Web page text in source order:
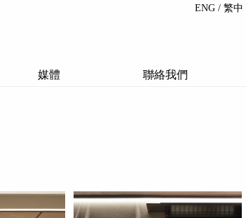
ENG / 繁中
媒體 聯絡我們